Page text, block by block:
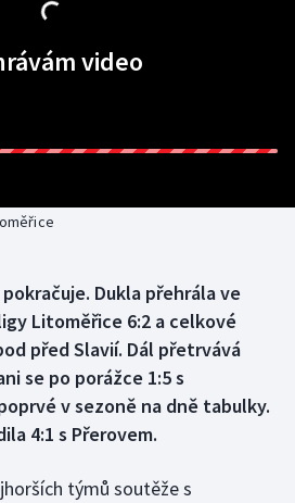
video
Dukla přehrála ve
Litoměřice 6:2 a celkové
před Slavií. Dál přetrvává
se po porážce 1:5 s
v sezoně na dně tabulky.
4:1 s Přerovem.
týmů soutěže s